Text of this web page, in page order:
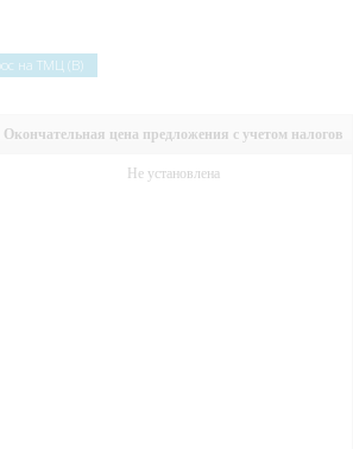
на ТМЦ (В)
Окончательная цена предложения с учетом налогов
Не установлена